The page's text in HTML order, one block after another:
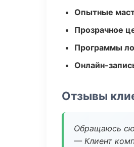
Опытные
Прозрачное
Программы
Онлайн-
Отзывы
Обращаюсь
— Клиент